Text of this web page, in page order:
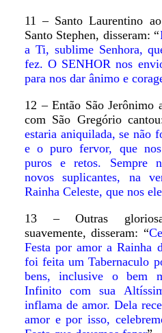
11 – Santo Laurentino
Santo Stephen, disseram: “
a Ti, sublime Senhora,
fez. O SENHOR nos
para nos dar ânimo e
12 – Então São Jerônimo
com São Gregório
estaria aniquilada, se não
e o puro fervor, que
puros e retos. Sempre
novos suplicantes, na
Rainha Celeste, que nos
13 – Outras
suavemente, disseram: “
Festa por amor a Rainha
foi feita um Tabernaculo
bens, inclusive o bem
Infinito com sua
inflama de amor. Dela
amor e por isso,